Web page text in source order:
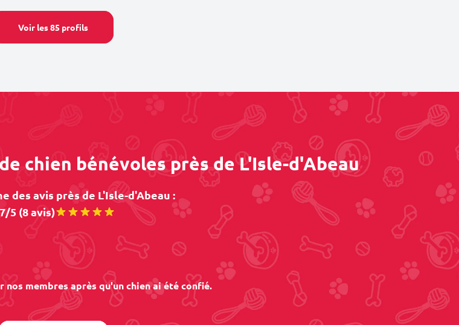
Voir les 85 profils
chien bénévoles près de L'Isle-d'Abeau
des avis près de L'Isle-d'Abeau :
5 (8 avis)
nos membres après qu'un chien ai été confié.